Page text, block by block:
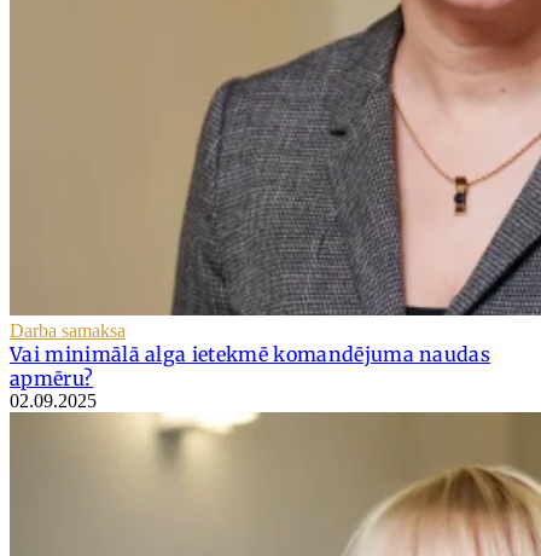
Darba samaksa
Vai minimālā alga ietekmē komandējuma naudas
apmēru?
02.09.2025